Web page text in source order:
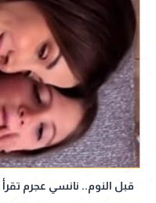
قبل النوم.. نانسي عجرم تقرأ